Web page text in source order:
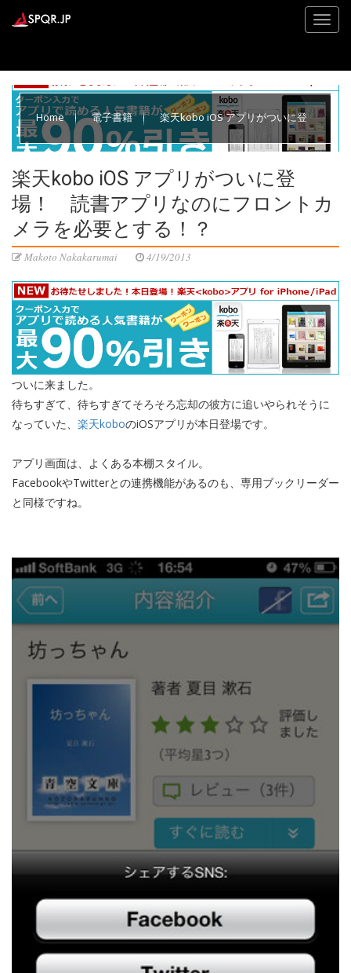
Home 電子書籍 楽天kobo iOS アプリがついに登
楽天kobo iOS アプリがついに登
場！ 読書アプリなのにフロントカ
メラを必要とする！？
Makoto Nakakarumai 4/19/2013
ついに来ました。
待ちすぎて、待ちすぎてそろそろ忘却の彼方に追いやられそうに
なっていた、 楽天koboのiOSアプリが本日登場です。
アプリ画面は、よくある本棚スタイル。
FacebookやTwitterとの連携機能があるのも、専用ブックリーダー
と同様ですね。